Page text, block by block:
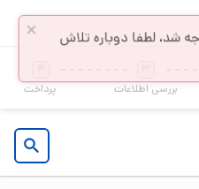
بررسی اطلاعات
پرداخت